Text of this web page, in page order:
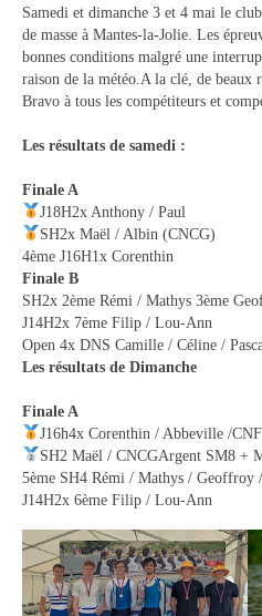
Samedi et dimanche 3 et 4 mai le
de masse à Mantes-la-Jolie. Les
bonnes conditions malgré une
raison de la météo.A la clé, de beaux
Bravo à tous les compétiteurs et
Les résultats de samedi :
Finale A
J18H2x Anthony / Paul
SH2x Maël / Albin (CNCG)
4ème J16H1x Corenthin
Finale B
SH2x 2ème Rémi / Mathys 3ème
J14H2x 7ème Filip / Lou-Ann
Open 4x DNS Camille / Céline /
Les résultats de Dimanche
Finale A
J16h4x Corenthin / Abbeville /
SH2 Maël / CNCGArgent SM8 +
5ème SH4 Rémi / Mathys / Geoffroy
J14H2x 6ème Filip / Lou-Ann